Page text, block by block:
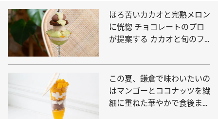
ほろ苦いカカオと完熟メロン
に恍惚 チョコレートのプロ
が提案する カカオと旬のフ
この夏、鎌倉で味わいたいの
はマンゴーとココナッツを繊
細に重ねた華やかで食後まで